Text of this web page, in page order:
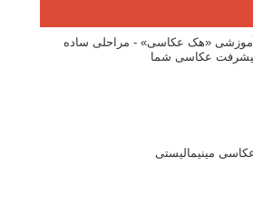
«هک عکاسی» - مراحلی ساده
عکاسی شما
مینیمالیستی